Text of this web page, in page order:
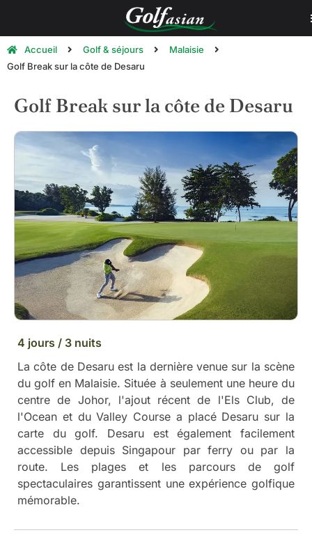
Accueil Golf & séjours
Malaisie
Golf Break sur la côte de Desaru
Golf Break sur la côte de Desaru
4 jours / 3 nuits
La côte de Desaru est la dernière venue sur la scène
du golf en Malaisie. Située à seulement une heure du
centre de Johor, l'ajout récent de l'Els Club, de
l'Ocean et du Valley Course a placé Desaru sur la
carte du golf. Desaru est également facilement
accessible depuis Singapour par ferry ou par la
route. Les plages et les parcours de golf
spectaculaires garantissent une expérience golfique
mémorable.